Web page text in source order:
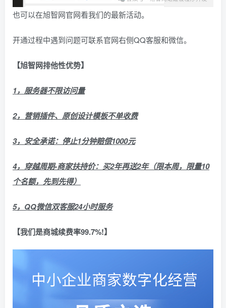
也可以在旭智网官网看我们的最新活动。
开通过程中遇到问题可联系官网右侧QQ客服和微信。
【旭智网排他性优势】
1，服务器不限访问量
2，营销插件、原创设计模板不单收费
3，安全承诺：停止1分钟赔偿1000元
4，穿越周期-商家扶持价：买2年再送2年（限本周，限量10
个名额，先到先得）
5，QQ微信双客服24小时服务
【我们是商城续费率99.7%!】